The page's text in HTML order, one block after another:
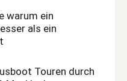
warum ein
als ein
Touren durch